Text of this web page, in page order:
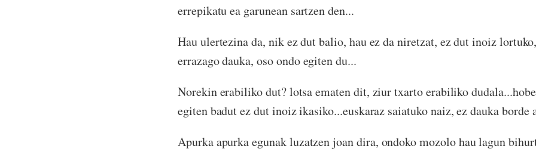
errepikatu ea garunean sartzen den...
Hau ulertezina da, nik ez dut balio, hau ez da niretzat, ez dut inoiz
errazago dauka, oso ondo egiten du...
Norekin erabiliko dut? lotsa ematen dit, ziur txarto erabiliko
egiten badut ez dut inoiz ikasiko...euskaraz saiatuko naiz, ez dauka borde
Apurka apurka egunak luzatzen joan dira, ondoko mozolo hau lagun